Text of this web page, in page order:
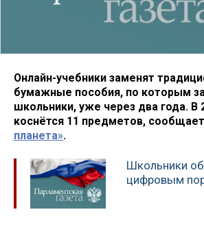
Онлайн-учебники заменят
бумажные пособия, по которым
школьники, уже через два года. В
коснётся 11 предметов, сообщает
планета».
Школьники
цифровым